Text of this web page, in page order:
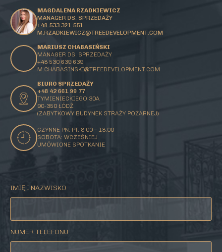
MAGDALENA RZADKIEWICZ
MANAGER DS. SPRZEDAŻY
+48 533 321 551
M.RZADKIEWICZ@TREEDEVELOPMENT.COM
MARIUSZ CHABASIŃSKI
MANAGER DS. SPRZEDAŻY
+48 530 639 639
M.CHABASINSKI@TREEDEVELOPMENT.COM
BIURO SPRZEDAŻY
+48 42 661 99 77
TYMIENIECKIEGO 30A
90-350 ŁÓDŹ
(ZABYTKOWY BUDYNEK STRAŻY POŻARNEJ)
CZYNNE PN. PT. 8:00 – 18:00
SOBOTA: WCZEŚNIEJ
UMÓWIONE SPOTKANIE
IMIĘ I NAZWISKO
NUMER TELEFONU